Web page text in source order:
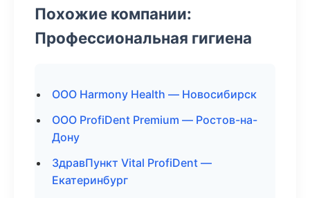
Похожие компании:
Профессиональная гигиена
ООО Harmony Health — Новосибирск
ООО ProfiDent Premium — Ростов-на-
Дону
ЗдравПункт Vital ProfiDent —
Екатеринбург